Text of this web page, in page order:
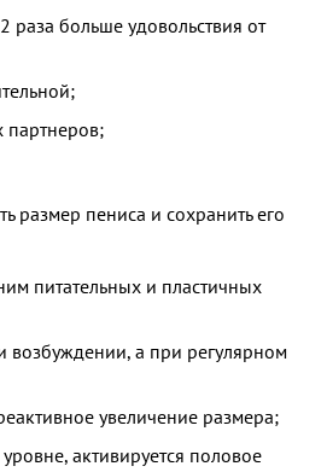
раза больше удовольствия от
партнеров;
размер пениса и сохранить его
питательных и пластичных
возбуждении, а при регулярном
увеличение размера;
активируется половое